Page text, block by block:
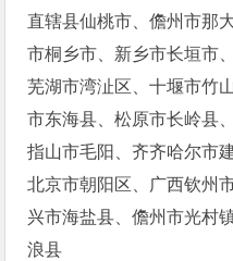
直辖县仙桃市、儋州市那
市桐乡市、新乡市长垣市
芜湖市湾沚区、十堰市竹
市东海县、松原市长岭县
指山市毛阳、齐齐哈尔市
北京市朝阳区、广西钦州
兴市海盐县、儋州市光村
浪县